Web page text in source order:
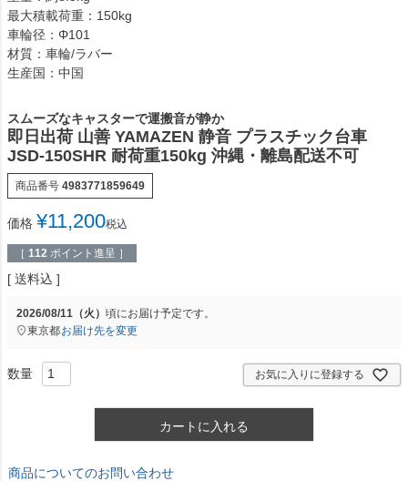
最大積載荷重：150kg
車輪径：Φ101
材質：車輪/ラバー
生産国：中国
スムーズなキャスターで運搬音が静か
即日出荷 山善 YAMAZEN 静音 プラスチック台車
JSD-150SHR 耐荷重150kg 沖縄・離島配送不可
商品番号 4983771859649
価格 ¥11,200税込
［ 112 ポイント進呈 ］
送料込
2026/08/11（火） 頃にお届け予定です。
東京都お届け先を変更
お気に入りに登録する
カートに入れる
商品についてのお問い合わせ